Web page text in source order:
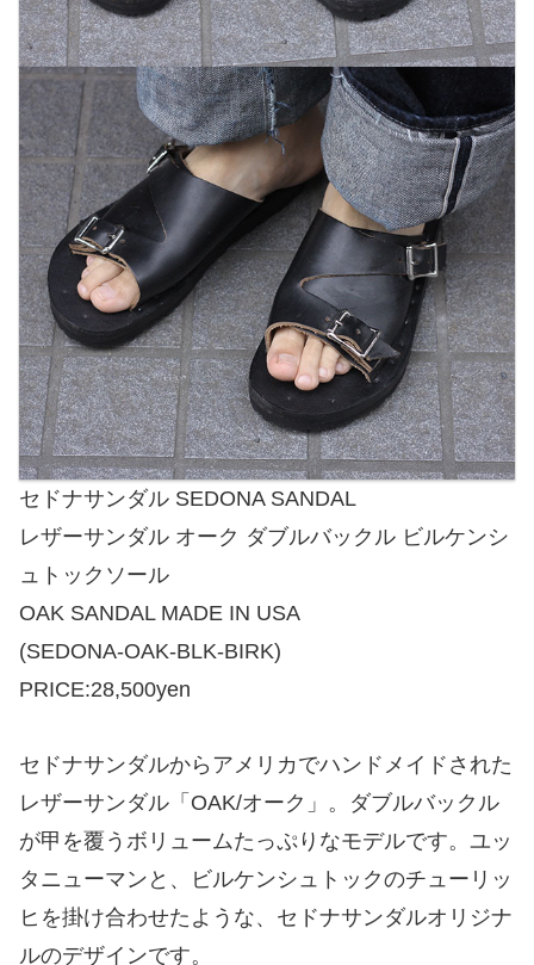
セドナサンダル SEDONA SANDAL
レザーサンダル オーク ダブルバックル ビルケンシ
ュトックソール
OAK SANDAL MADE IN USA
(SEDONA-OAK-BLK-BIRK)
PRICE:28,500yen
セドナサンダルからアメリカでハンドメイドされた
レザーサンダル「OAK/オーク」。ダブルバックル
が甲を覆うボリュームたっぷりなモデルです。ユッ
タニューマンと、ビルケンシュトックのチューリッ
ヒを掛け合わせたような、セドナサンダルオリジナ
ルのデザインです。